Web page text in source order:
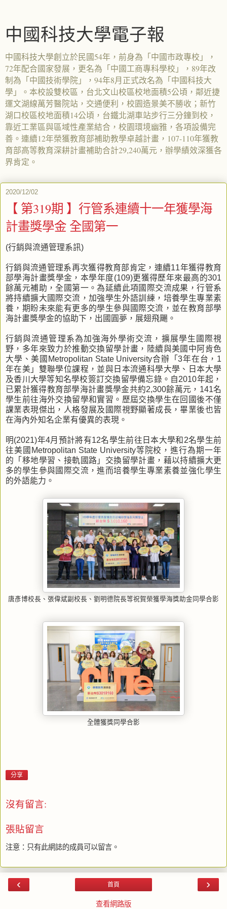
中國科技大學電子報
中國科技大學創立於民國54年，前身為「中國市政專校」，
72年配合國家發展，更名為「中國工商專科學校」，89年改
制為「中國技術學院」，94年8月正式改名為「中國科技大
學」。本校設雙校區，台北文山校區校地面積5公頃，鄰近捷
運文湖線萬芳醫院站，交通便利，校園造景美不勝收；新竹
湖口校區校地面積14公頃，台鐵北湖車站步行三分鐘到校，
靠近工業區與區域性產業結合，校園環境幽雅，各項設備完
善。連續12年榮獲教育部補助教學卓越計畫，107-110年獲教
育部高等教育深耕計畫補助合計29,240萬元，辦學績效深獲各
界肯定。
2020/12/02
【 第319期 】行管系連續十一年獲學海
計畫獎學金 全國第一
(行銷與流通管理系訊)
行銷與流通管理系再次獲得教育部肯定，連續11年獲得教育
部學海計畫獎學金，本學年度(109)更獲得歷年來最高的301
餘萬元補助，全國第一。為延續此項國際交流成果，行管系
將持續擴大國際交流，加強學生外語訓練，培養學生專業素
養，期盼未來能有更多的學生參與國際交流，並在教育部學
海計畫獎學金的協助下，出國圓夢，展翅飛颺。
行銷與流通管理系為加強海外學術交流，擴展學生國際視
野，多年來致力於推動交換留學計畫，陸續與美國中阿肯色
大學、美國Metropolitan State University合辦「3年在台，1
年在美」雙聯學位課程，並與日本流通科學大學、日本大學
及香川大學等知名學校簽訂交換留學備忘錄。自2010年起，
已累計獲得教育部學海計畫獎學金共約2,300餘萬元，141名
學生前往海外交換留學和實習。歷屆交換學生在回國後不僅
課業表現傑出，人格發展及國際視野顯著成長，畢業後也皆
在海內外知名企業有優異的表現。
明(2021)年4月預計將有12名學生前往日本大學和2名學生前
往美國Metropolitan State University等院校，進行為期一年
的「移地學習、接軌國路」交換留學計畫，藉以持續擴大更
多的學生參與國際交流，進而培養學生專業素養並強化學生
的外語能力。
唐彥博校長、張偉斌副校長、劉明德院長等祝賀榮獲學海獎助金同學合影
全體獲獎同學合影
分享
沒有留言:
張貼留言
注意：只有此網誌的成員可以留言。
‹ ›
首頁
查看網路版